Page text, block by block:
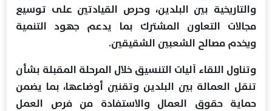
والتاريخية بين البلدين، وحرص القيادتين على توسيع
مجالات التعاون المشترك بما يدعم جهود التنمية
ويخدم مصالح الشعبين الشقيقين.
وتناول اللقاء آليات التنسيق خلال المرحلة المقبلة بشأن
تنقل العمالة بين البلدين وتقنين أوضاعها، بما يضمن
حماية حقوق العمال والاستفادة من فرص العمل